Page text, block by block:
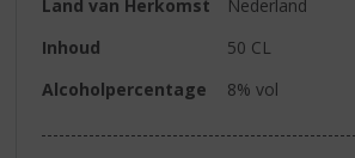
Land van Herkomst
Nederland
Inhoud
50 CL
Alcoholpercentage
8% vol